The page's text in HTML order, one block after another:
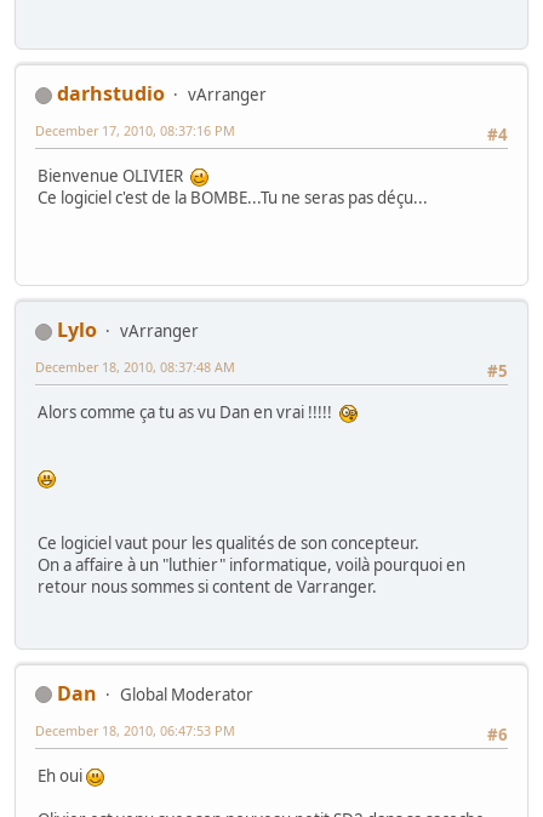
darhstudio
vArranger
#4
December 17, 2010, 08:37:16 PM
Bienvenue OLIVIER
Ce logiciel c'est de la BOMBE...Tu ne seras pas déçu...
Lylo
vArranger
#5
December 18, 2010, 08:37:48 AM
Alors comme ça tu as vu Dan en vrai !!!!!
Ce logiciel vaut pour les qualités de son concepteur.
On a affaire à un "luthier" informatique, voilà pourquoi en
retour nous sommes si content de Varranger.
Dan
Global Moderator
#6
December 18, 2010, 06:47:53 PM
Eh oui